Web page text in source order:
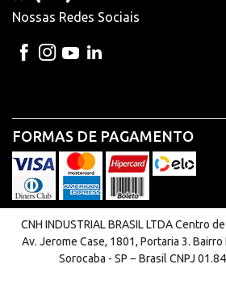
Nossas Redes Sociais
FORMAS DE PAGAMENTO
CNH INDUSTRIAL BRASIL LTDA Centro
Av. Jerome Case, 1801, Portaria 3.
Sorocaba - SP − Brasil CNPJ